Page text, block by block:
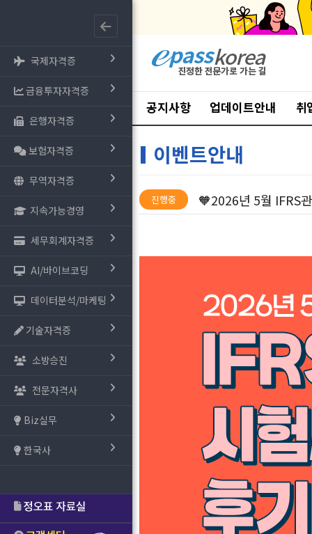
국제자격증
금융투자자격증
은행자격증
보험자격증
무역자격증
지속가능경영
세무회계자격증
AI/바이브코딩
데이터분석/마케팅
기술자격증
소방승진
전문자격사
Biz실무
한국사
공지사항 업데이트안내 취
이벤트안내
진행중 🧡2026년 5월 IFRS